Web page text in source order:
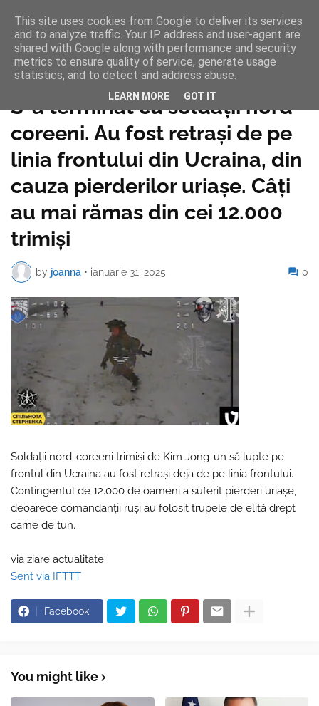
Pagina de pornire
S-a terminat cu soldații nord-
coreeni. Au fost retrași de pe
linia frontului din Ucraina, din
cauza pierderilor uriașe. Câți
au mai rămas din cei 12.000
trimiși
by joanna • ianuarie 31, 2025 0
Soldații nord-coreeni trimiși de Kim Jong-un să lupte pe
frontul din Ucraina au fost retrași deja de pe linia frontului.
Contingentul de 12.000 de oameni a suferit pierderi uriașe,
deoarece comandanții ruși au folosit trupele de elită drept
carne de tun.
via ziare actualitate
Sent via IFTTT
Facebook
You might like
This site uses cookies from Google to deliver its services
and to analyze traffic. Your IP address and user-agent are
shared with Google along with performance and security
metrics to ensure quality of service, generate usage
statistics, and to detect and address abuse.
LEARN MORE GOT IT